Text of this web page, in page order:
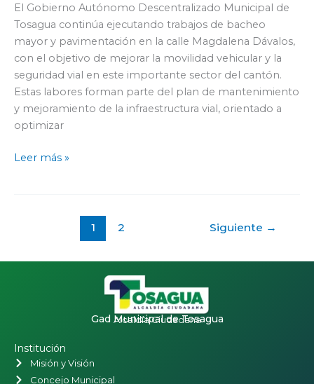
El Gobierno Autónomo Descentralizado Municipal de
Tosagua continúa ejecutando trabajos de bacheo
mayor y pavimentación en la calle Magdalena Dávalos,
con el objetivo de mejorar la movilidad vehicular y la
seguridad vial en este importante sector del cantón.
Estas labores forman parte del plan de mantenimiento
y mejoramiento de la infraestructura vial, orientado a
optimizar
en
la
calle
Magdalena
Dávalos
Leer más »
1 2 Siguiente →
Gad Municipal de Tosagua
Alcaldía Ciudadana
Institución
Misión y Visión
Concejo Municipal